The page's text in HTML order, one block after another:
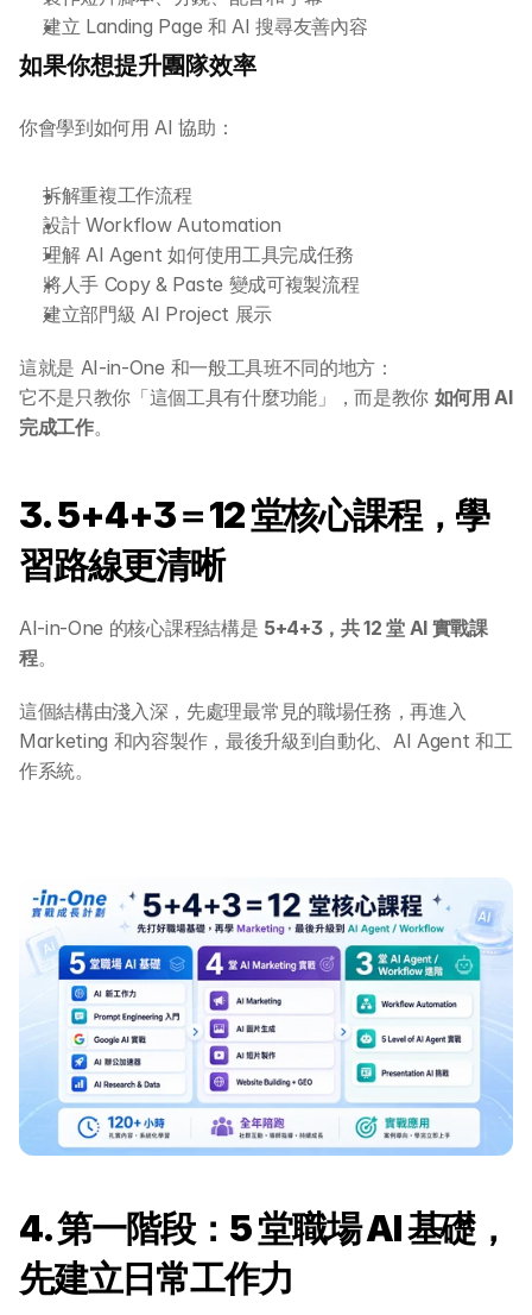
建立 Landing Page 和 AI 搜尋友善內容
如果你想提升團隊效率
你會學到如何用 AI 協助：
拆解重複工作流程
設計 Workflow Automation
理解 AI Agent 如何使用工具完成任務
將人手 Copy & Paste 變成可複製流程
建立部門級 AI Project 展示
這就是 AI-in-One 和一般工具班不同的地方：
它不是只教你「這個工具有什麼功能」，而是教你 如何用 AI
完成工作。
3. 5+4+3＝12 堂核心課程，學
習路線更清晰
AI-in-One 的核心課程結構是 5+4+3，共 12 堂 AI 實戰課
程。
這個結構由淺入深，先處理最常見的職場任務，再進入
Marketing 和內容製作，最後升級到自動化、AI Agent 和工
作系統。
4. 第一階段：5 堂職場 AI 基礎，
先建立日常工作力